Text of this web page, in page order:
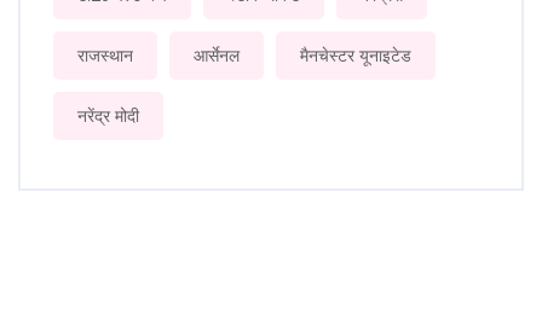
राजस्थान आर्सेनल मैनचेस्टर यूनाइटेड
नरेंद्र मोदी